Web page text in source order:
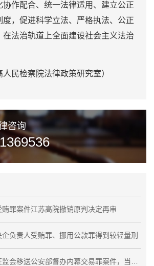
协作配合、统一法律适用、建立公正
度，促进科学立法、严格执法、公正
在法治轨道上全面建设社会主义法治
人民检察院法律政策研究室）
咨询
罪案件江苏高院撤销原判决定再审
负责人受贿罪、挪用公款罪得到较轻量刑